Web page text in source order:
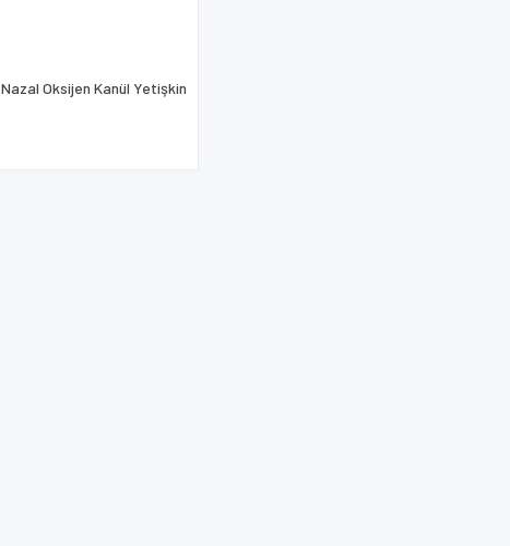
Nazal Oksijen Kanül Yetişkin